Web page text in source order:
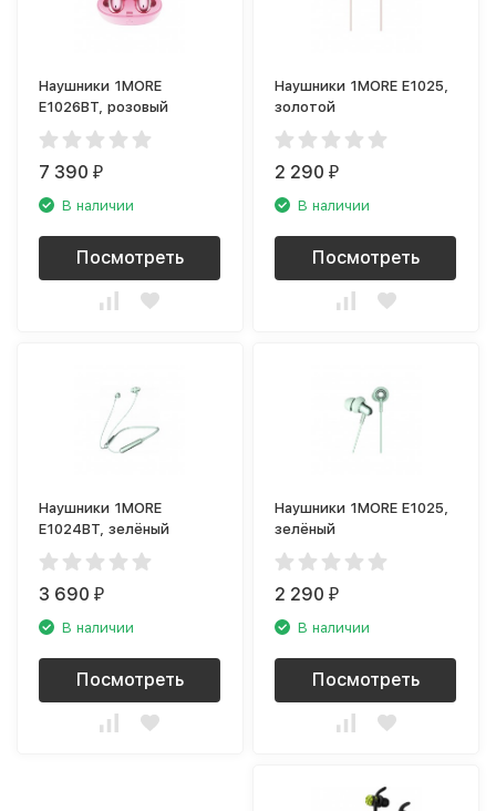
Наушники 1MORE
E1026BT, розовый
7 390₽
В наличии
Посмотреть
Наушники 1MORE E1025,
золотой
2 290₽
В наличии
Посмотреть
Наушники 1MORE
E1024BT, зелёный
3 690₽
В наличии
Посмотреть
Наушники 1MORE E1025,
зелёный
2 290₽
В наличии
Посмотреть